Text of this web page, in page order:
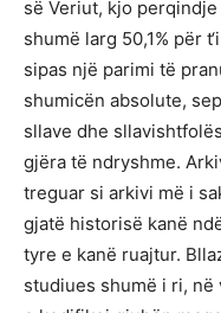
së Veriut, kjo
shumë larg 50,1% për
sipas një parimi të
shumicën absolute,
sllave dhe
gjëra të ndryshme.
treguar si arkivi më i
gjatë historisë kanë
tyre e kanë ruajtur.
studiues shumë i ri,